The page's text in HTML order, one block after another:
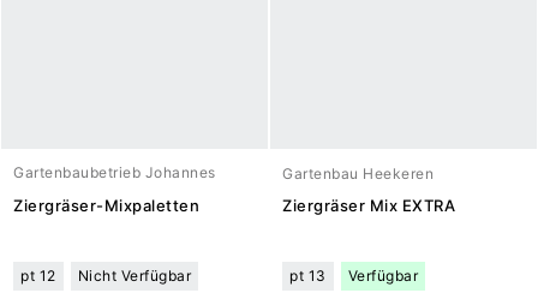
Gartenbaubetrieb Johannes
Meuwesen
Ziergräser-Mixpaletten
pt 12 Nicht Verfügbar
Gartenbau Heekeren
Ziergräser Mix EXTRA
pt 13 Verfügbar